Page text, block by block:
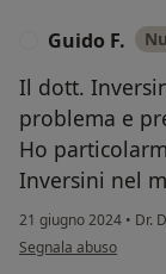
Guido F.
Il dott.
problema e
Ho
Inversini nel
21 giugno 2024 • Dr.
secondo l'opinione
Segnala abuso